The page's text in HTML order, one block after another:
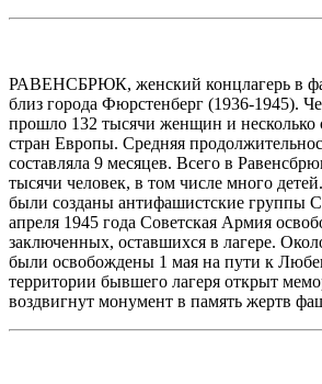
РАВЕНСБРЮК, женский концлагерь в
близ города Фюрстенберг (1936-1945).
прошло 132 тысячи женщин и несколько
стран Европы. Средняя
составляла 9 месяцев. Всего в
тысячи человек, в том числе много
были созданы антифашистские группы
апреля 1945 года Советская Армия
заключенных, оставшихся в лагере.
были освобождены 1 мая на пути к
территории бывшего лагеря открыт
воздвигнут монумент в память жертв